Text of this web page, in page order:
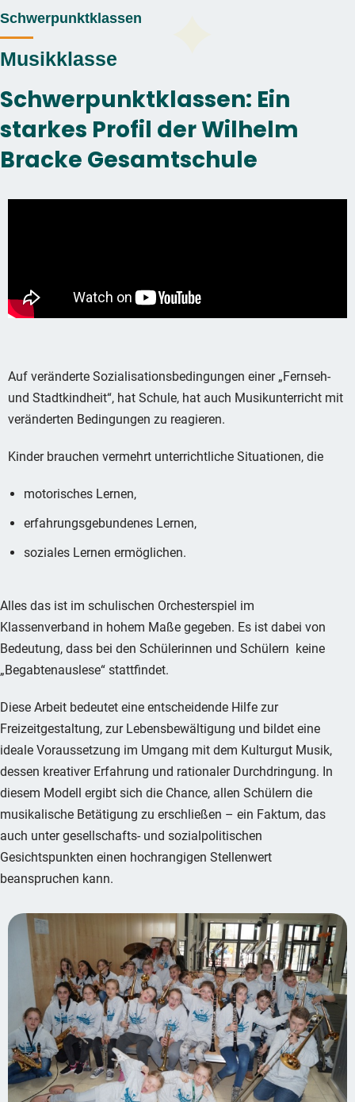
Musikklasse
Schwerpunktklassen
Schwerpunktklassen: Ein
starkes Profil der Wilhelm
Bracke Gesamtschule
Auf veränderte Sozialisationsbedingungen einer „Fernseh-
und Stadtkindheit“, hat Schule, hat auch Musikunterricht mit
veränderten Bedingungen zu reagieren.
Kinder brauchen vermehrt unterrichtliche Situationen, die
motorisches Lernen,
erfahrungsgebundenes Lernen,
soziales Lernen ermöglichen.
Alles das ist im schulischen Orchesterspiel im
Klassenverband in hohem Maße gegeben. Es ist dabei von
Bedeutung, dass bei den Schülerinnen und Schülern keine
„Begabtenauslese“ stattfindet.
Diese Arbeit bedeutet eine entscheidende Hilfe zur
Freizeitgestaltung, zur Lebensbewältigung und bildet eine
ideale Voraussetzung im Umgang mit dem Kulturgut Musik,
dessen kreativer Erfahrung und rationaler Durchdringung. In
diesem Modell ergibt sich die Chance, allen Schülern die
musikalische Betätigung zu erschließen – ein Faktum, das
auch unter gesellschafts- und sozialpolitischen
Gesichtspunkten einen hochrangigen Stellenwert
beanspruchen kann.